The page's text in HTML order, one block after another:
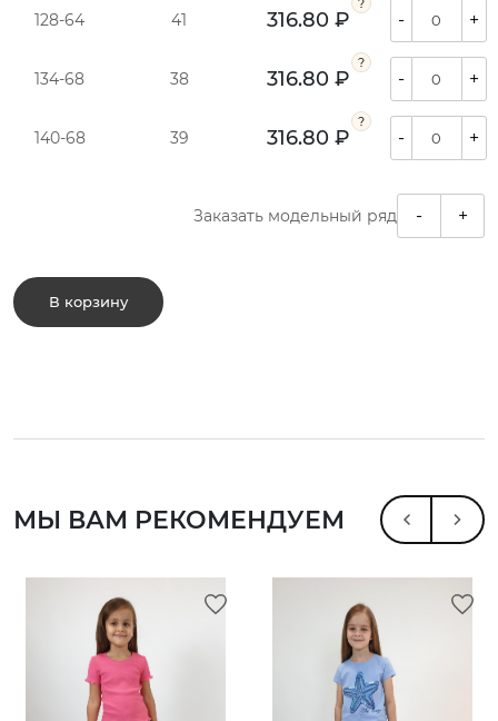
128-64 41 316.80 ₽ - +
134-68 38 316.80 ₽ - +
140-68 39 316.80 ₽ - +
Заказать модельный ряд - +
В корзину
МЫ ВАМ РЕКОМЕНДУЕМ